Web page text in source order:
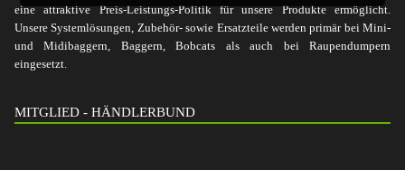
eine attraktive Preis-Leistungs-Politik für unsere Produkte ermöglicht.
Unsere Systemlösungen, Zubehör- sowie Ersatzteile werden primär bei Mini-
und Midibaggern, Baggern, Bobcats als auch bei Raupendumpern
eingesetzt.
MITGLIED - HÄNDLERBUND